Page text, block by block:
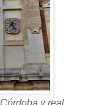
y real